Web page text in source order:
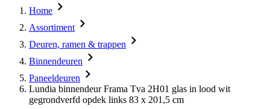
Home
Assortiment
Deuren, ramen & trappen
Binnendeuren
Paneeldeuren
Lundia binnendeur Frama Tva 2H01 glas in lood wit
gegrondverfd opdek links 83 x 201,5 cm